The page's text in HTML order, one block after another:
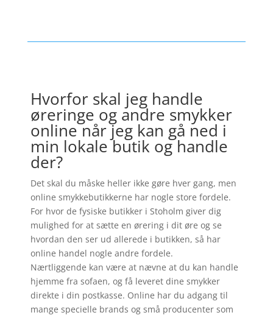
Hvorfor skal jeg handle
øreringe og andre smykker
online når jeg kan gå ned i
min lokale butik og handle
der?
Det skal du måske heller ikke gøre hver gang, men
online smykkebutikkerne har nogle store fordele.
For hvor de fysiske butikker i Stoholm giver dig
mulighed for at sætte en ørering i dit øre og se
hvordan den ser ud allerede i butikken, så har
online handel nogle andre fordele.
Nærtliggende kan være at nævne at du kan handle
hjemme fra sofaen, og få leveret dine smykker
direkte i din postkasse. Online har du adgang til
mange specielle brands og små producenter som